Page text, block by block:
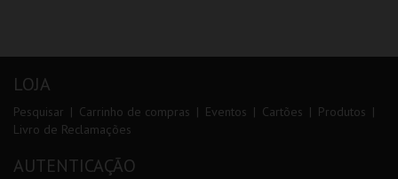
LOJA
Pesquisar Carrinho de compras Eventos Cartões
Produtos
Livro de Reclamações
AUTENTICAÇÃO